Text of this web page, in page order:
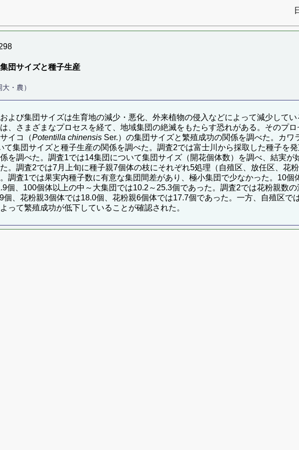
団サイズと種子生産
・農）
よび集団サイズは生育地の減少・悪化、外来植物の侵入などによって減少して
、さまざまなプロセスを経て、地域集団の絶滅をもたらす恐れがある。そのプ
イコ（Potentilla chinensis Ser.）の集団サイズと繁殖成功の関係を調べた。カワ
て集団サイズと種子生産の関係を調べた。調査2では富士川から採取した種子を
を調べた。調査1では14集団について集団サイズ（開花個体数）を調べ、結実
。調査2では7月上旬に種子親7個体の枝にそれぞれ5処理（自殖区、放任区、花
調査1では果実内種子数に有意な集団間差があり、極小集団で少なかった。10
個、100個体以上の中～大集団では10.2～25.3個であった。調査2では花粉親数
個、花粉親3個体では18.0個、花粉親6個体では17.7個であった。一方、自殖区で
って繁殖成功が低下していることが確認された。